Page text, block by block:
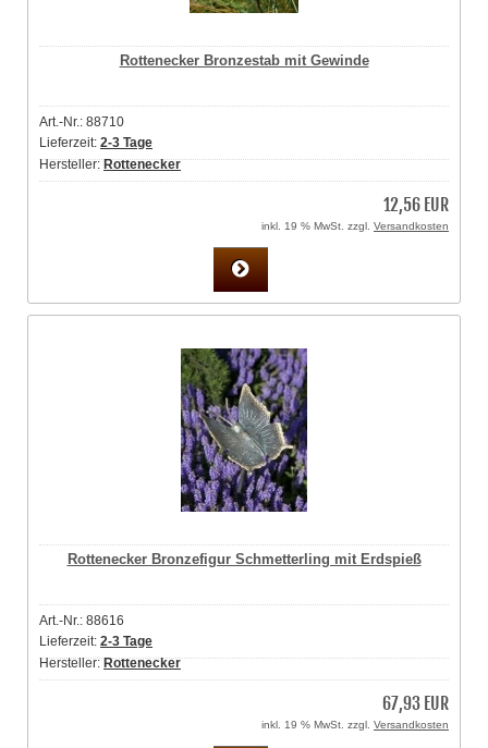
Rottenecker Bronzestab mit Gewinde
Art.-Nr.: 88710
Lieferzeit: 2-3 Tage
Hersteller:Rottenecker
12,56 EUR
inkl. 19 % MwSt. zzgl. Versandkosten
Rottenecker Bronzefigur Schmetterling mit Erdspieß
Art.-Nr.: 88616
Lieferzeit: 2-3 Tage
Hersteller:Rottenecker
67,93 EUR
inkl. 19 % MwSt. zzgl. Versandkosten